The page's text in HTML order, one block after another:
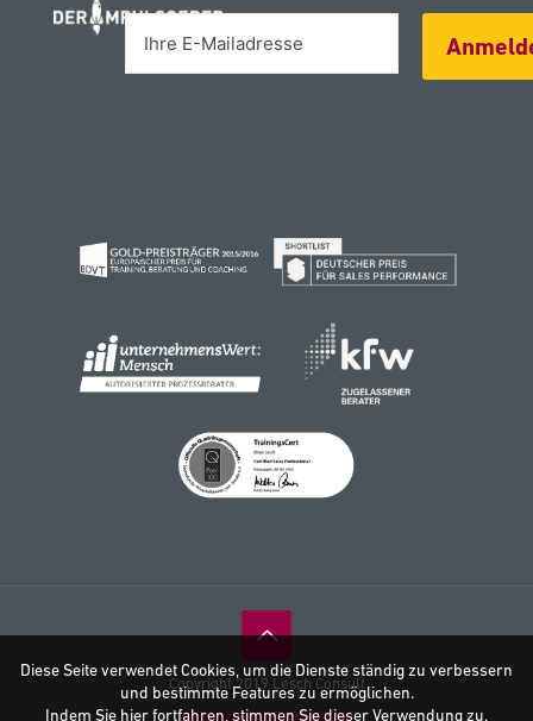
Alternative:
Copyright 2019 Lesch Consult
Diese Seite verwendet Cookies, um die Dienste ständig zu verbessern
und bestimmte Features zu ermöglichen.
Indem Sie hier fortfahren, stimmen Sie dieser Verwendung zu.